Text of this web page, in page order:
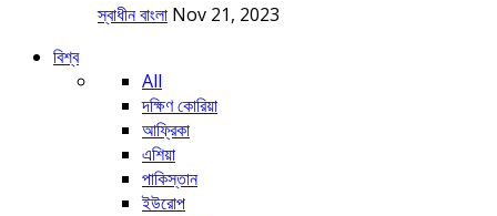
স্বাধীন বাংলা Nov 21, 2023
বিশ্ব
All
দক্ষিণ কোরিয়া
আফ্রিকা
এশিয়া
পাকিস্তান
ইউরোপ